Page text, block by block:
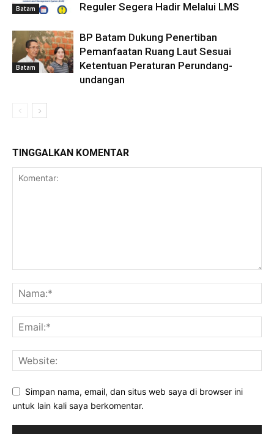
Batam
Reguler Segera Hadir Melalui LMS
Batam
BP Batam Dukung Penertiban
Pemanfaatan Ruang Laut Sesuai
Ketentuan Peraturan Perundang-
undangan
TINGGALKAN KOMENTAR
Simpan nama, email, dan situs web saya di browser ini
untuk lain kali saya berkomentar.